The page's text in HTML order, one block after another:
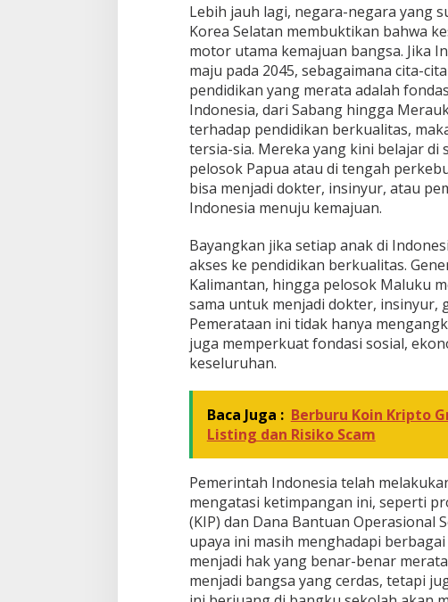
Lebih jauh lagi, negara-negara yang
Korea Selatan membuktikan bahwa
motor utama kemajuan bangsa. Jika
maju pada 2045, sebagaimana cita-
pendidikan yang merata adalah
Indonesia, dari Sabang hingga
terhadap pendidikan berkualitas,
tersia-sia. Mereka yang kini belajar di
pelosok Papua atau di tengah
bisa menjadi dokter, insinyur, atau
Indonesia menuju kemajuan.
Bayangkan jika setiap anak di
akses ke pendidikan berkualitas.
Kalimantan, hingga pelosok Maluku
sama untuk menjadi dokter, insinyur,
Pemerataan ini tidak hanya
juga memperkuat fondasi sosial,
keseluruhan.
Baca Juga : Berburu Koin Kripto
Listing dan Risiko Scam
Pemerintah Indonesia telah
mengatasi ketimpangan ini, seperti
(KIP) dan Dana Bantuan Operasional
upaya ini masih menghadapi
menjadi hak yang benar-benar
menjadi bangsa yang cerdas, tetapi